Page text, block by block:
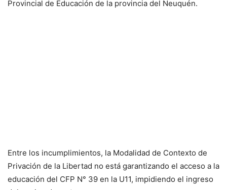
Provincial de Educación de la provincia del Neuquén.
Entre los incumplimientos, la Modalidad de Contexto de
Privación de la Libertad no está garantizando el acceso a la
educación del CFP N° 39 en la U11, impidiendo el ingreso